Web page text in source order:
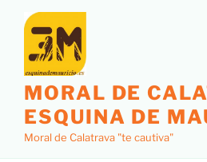
contenido
MORAL DE
ESQUINA DE
Moral de Calatrava "te cautiva"